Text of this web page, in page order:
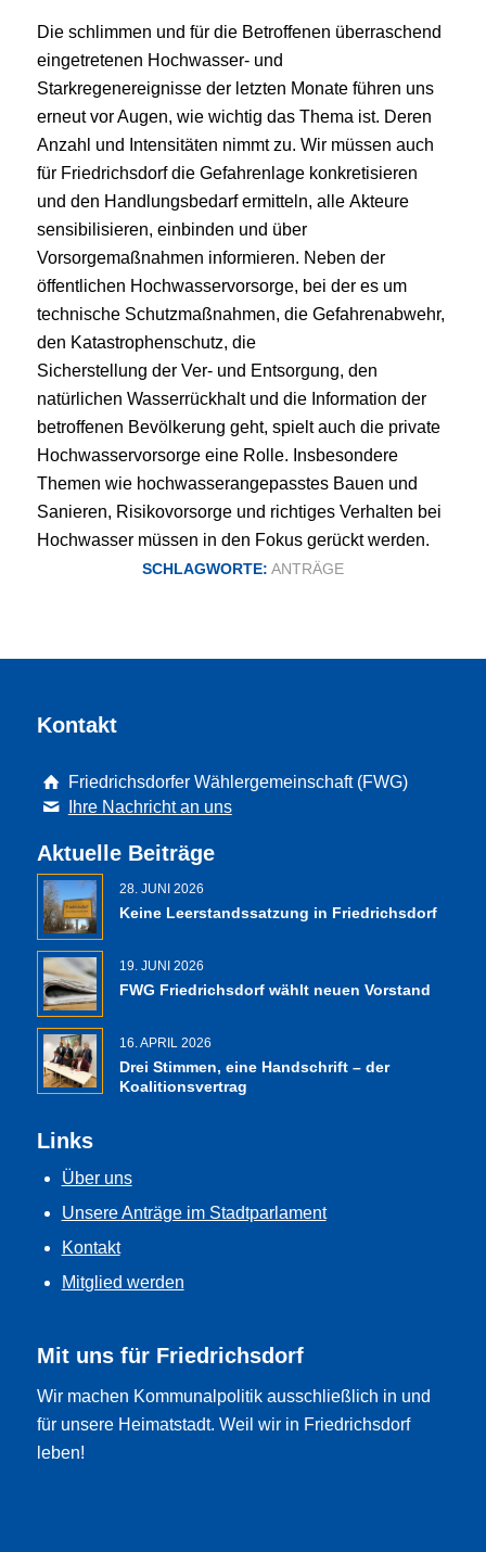
Die schlimmen und für die Betroffenen überraschend
eingetretenen Hochwasser- und
Starkregenereignisse der letzten Monate führen uns
erneut vor Augen, wie wichtig das Thema ist. Deren
Anzahl und Intensitäten nimmt zu. Wir müssen auch
für Friedrichsdorf die Gefahrenlage konkretisieren
und den Handlungsbedarf ermitteln, alle Akteure
sensibilisieren, einbinden und über
Vorsorgemaßnahmen informieren. Neben der
öffentlichen Hochwasservorsorge, bei der es um
technische Schutzmaßnahmen, die Gefahrenabwehr,
den Katastrophenschutz, die
Sicherstellung der Ver- und Entsorgung, den
natürlichen Wasserrückhalt und die Information der
betroffenen Bevölkerung geht, spielt auch die private
Hochwasservorsorge eine Rolle. Insbesondere
Themen wie hochwasserangepasstes Bauen und
Sanieren, Risikovorsorge und richtiges Verhalten bei
Hochwasser müssen in den Fokus gerückt werden.
SCHLAGWORTE: ANTRÄGE
Kontakt
Friedrichsdorfer Wählergemeinschaft (FWG)
Ihre Nachricht an uns
Aktuelle Beiträge
28. JUNI 2026
Keine Leerstandssatzung in Friedrichsdorf
19. JUNI 2026
FWG Friedrichsdorf wählt neuen Vorstand
16. APRIL 2026
Drei Stimmen, eine Handschrift – der
Koalitionsvertrag
Links
Über uns
Unsere Anträge im Stadtparlament
Kontakt
Mitglied werden
Mit uns für Friedrichsdorf
Wir machen Kommunalpolitik ausschließlich in und
für unsere Heimatstadt. Weil wir in Friedrichsdorf
leben!